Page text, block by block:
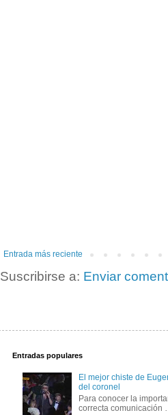
Entrada más reciente
Suscribirse a: Enviar
Entradas populares
El mejor chiste de
del coronel
Para conocer la
correcta